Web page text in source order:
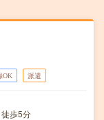
OK 派遣
歩5分